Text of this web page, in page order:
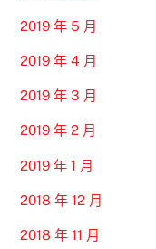
2019 年 5 月
2019 年 4 月
2019 年 3 月
2019 年 2 月
2019 年 1 月
2018 年 12 月
2018 年 11 月